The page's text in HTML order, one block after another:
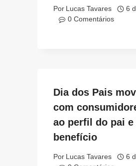
Por Lucas Tavares
6
0 Comentários
Dia dos Pais
com
ao perfil do pai e
benefício
Por Lucas Tavares
6